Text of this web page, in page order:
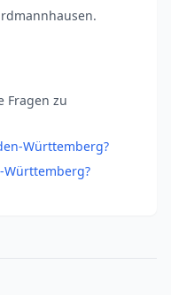
Fragen zu
Württemberg?